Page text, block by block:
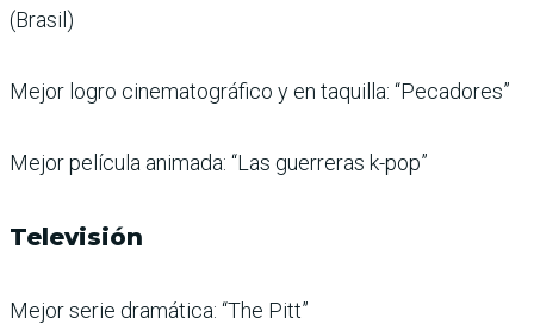
(Brasil)
Mejor logro cinematográfico y en taquilla: “Pecadores”
Mejor película animada: “Las guerreras k-pop”
Televisión
Mejor serie dramática: “The Pitt”